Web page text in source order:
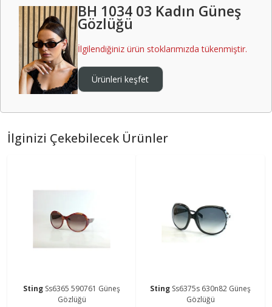
BH 1034 03 Kadın Güneş
Gözlüğü
İlgilendiğiniz ürün stoklarımızda tükenmiştir.
Ürünleri keşfet
İlginizi Çekebilecek Ürünler
Sting Ss6365 590761 Güneş
Gözlüğü
Sting Ss6375s 630n82 Güneş
Gözlüğü